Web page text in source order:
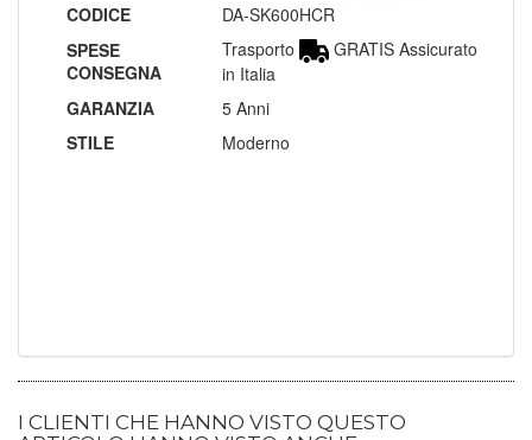
CODICE
DA-SK600HCR
SPESE
CONSEGNA
Trasporto
GRATIS Assicurato
in Italia
GARANZIA
5 Anni
STILE
Moderno
I CLIENTI CHE HANNO VISTO QUESTO